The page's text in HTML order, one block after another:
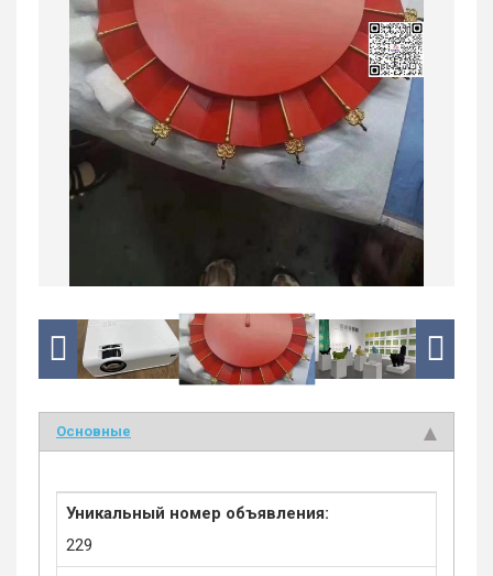
Основные
Уникальный номер объявления:
229